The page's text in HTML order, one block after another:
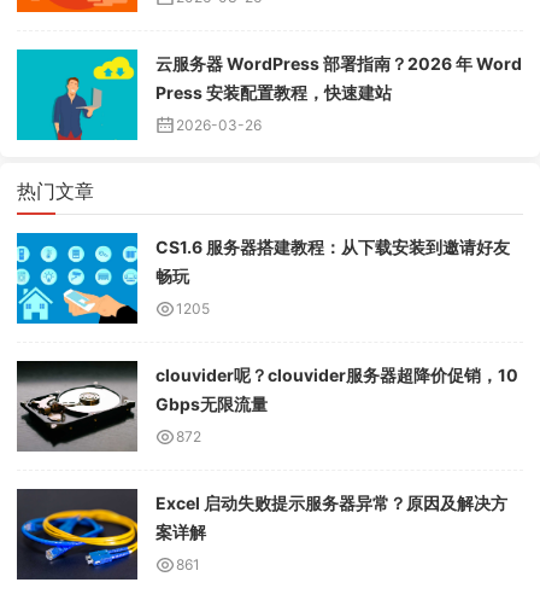
云服务器 WordPress 部署指南？2026 年 Word
Press 安装配置教程，快速建站
2026-03-26
热门文章
CS1.6 服务器搭建教程：从下载安装到邀请好友
畅玩
1205
clouvider呢？clouvider服务器超降价促销，10
Gbps无限流量
872
Excel 启动失败提示服务器异常？原因及解决方
案详解
861